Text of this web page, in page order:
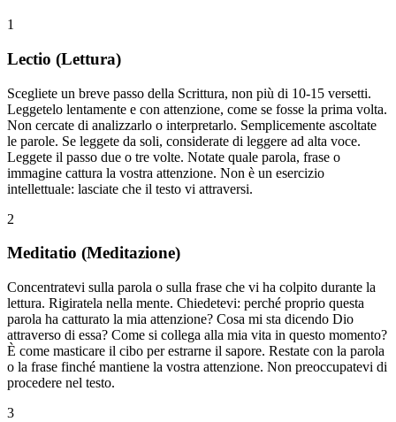
1
Lectio (Lettura)
Scegliete un breve passo della Scrittura, non più di 10-15 versetti.
Leggetelo lentamente e con attenzione, come se fosse la prima volta.
Non cercate di analizzarlo o interpretarlo. Semplicemente ascoltate
le parole. Se leggete da soli, considerate di leggere ad alta voce.
Leggete il passo due o tre volte. Notate quale parola, frase o
immagine cattura la vostra attenzione. Non è un esercizio
intellettuale: lasciate che il testo vi attraversi.
2
Meditatio (Meditazione)
Concentratevi sulla parola o sulla frase che vi ha colpito durante la
lettura. Rigiratela nella mente. Chiedetevi: perché proprio questa
parola ha catturato la mia attenzione? Cosa mi sta dicendo Dio
attraverso di essa? Come si collega alla mia vita in questo momento?
È come masticare il cibo per estrarne il sapore. Restate con la parola
o la frase finché mantiene la vostra attenzione. Non preoccupatevi di
procedere nel testo.
3